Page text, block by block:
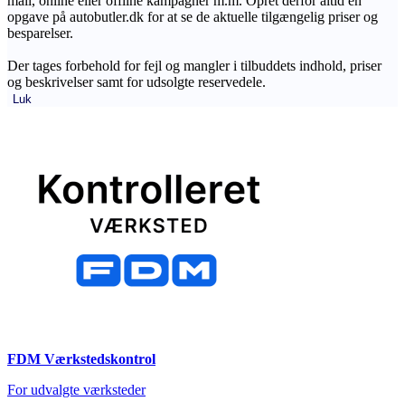
opgave på autobutler.dk for at se de aktuelle tilgængelig priser og
besparelser.
Der tages forbehold for fejl og mangler i tilbuddets indhold, priser
og beskrivelser samt for udsolgte reservedele.
Luk
FDM Værkstedskontrol
For udvalgte værksteder